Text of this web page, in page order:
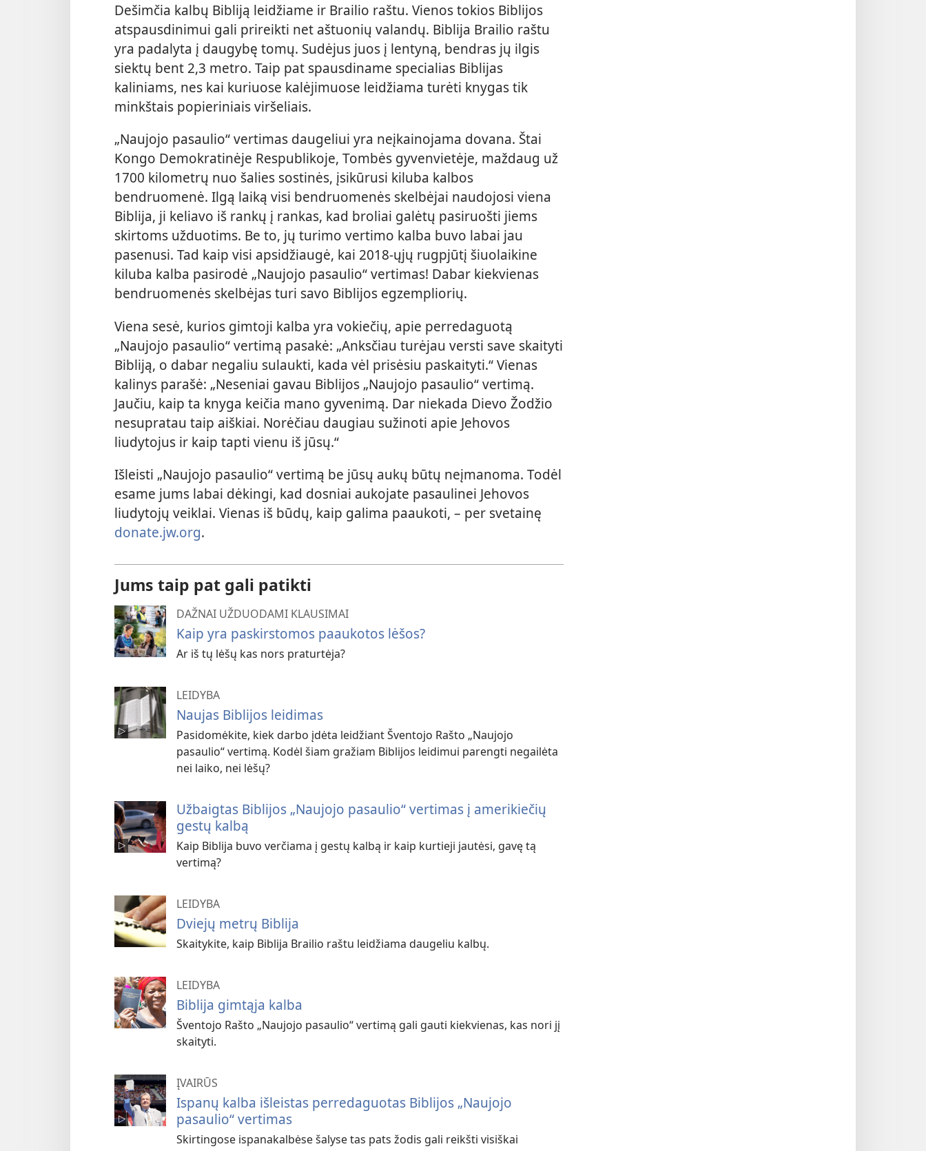
Dešimčia kalbų Bibliją leidžiame ir Brailio raštu. Vienos tokios Biblijos
atspausdinimui gali prireikti net aštuonių valandų. Biblija Brailio raštu
yra padalyta į daugybę tomų. Sudėjus juos į lentyną, bendras jų ilgis
siektų bent 2,3 metro. Taip pat spausdiname specialias Biblijas
kaliniams, nes kai kuriuose kalėjimuose leidžiama turėti knygas tik
minkštais popieriniais viršeliais.
„Naujojo pasaulio“ vertimas daugeliui yra neįkainojama dovana. Štai
Kongo Demokratinėje Respublikoje, Tombės gyvenvietėje, maždaug už
1700 kilometrų nuo šalies sostinės, įsikūrusi kiluba kalbos
bendruomenė. Ilgą laiką visi bendruomenės skelbėjai naudojosi viena
Biblija, ji keliavo iš rankų į rankas, kad broliai galėtų pasiruošti jiems
skirtoms užduotims. Be to, jų turimo vertimo kalba buvo labai jau
pasenusi. Tad kaip visi apsidžiaugė, kai 2018-ųjų rugpjūtį šiuolaikine
kiluba kalba pasirodė „Naujojo pasaulio“ vertimas! Dabar kiekvienas
bendruomenės skelbėjas turi savo Biblijos egzempliorių.
Viena sesė, kurios gimtoji kalba yra vokiečių, apie perredaguotą
„Naujojo pasaulio“ vertimą pasakė: „Anksčiau turėjau versti save skaityti
Bibliją, o dabar negaliu sulaukti, kada vėl prisėsiu paskaityti.“ Vienas
kalinys parašė: „Neseniai gavau Biblijos „Naujojo pasaulio“ vertimą.
Jaučiu, kaip ta knyga keičia mano gyvenimą. Dar niekada Dievo Žodžio
nesupratau taip aiškiai. Norėčiau daugiau sužinoti apie Jehovos
liudytojus ir kaip tapti vienu iš jūsų.“
Išleisti „Naujojo pasaulio“ vertimą be jūsų aukų būtų neįmanoma. Todėl
esame jums labai dėkingi, kad dosniai aukojate pasaulinei Jehovos
liudytojų veiklai. Vienas iš būdų, kaip galima paaukoti, – per svetainę
donate.jw.org.
Jums taip pat gali patikti
DAŽNAI UŽDUODAMI KLAUSIMAI
Kaip yra paskirstomos paaukotos lėšos?
Ar iš tų lėšų kas nors praturtėja?
LEIDYBA
Naujas Biblijos leidimas
Pasidomėkite, kiek darbo įdėta leidžiant Šventojo Rašto „Naujojo
pasaulio“ vertimą. Kodėl šiam gražiam Biblijos leidimui parengti negailėta
nei laiko, nei lėšų?
Užbaigtas Biblijos „Naujojo pasaulio“ vertimas į amerikiečių
gestų kalbą
Kaip Biblija buvo verčiama į gestų kalbą ir kaip kurtieji jautėsi, gavę tą
vertimą?
LEIDYBA
Dviejų metrų Biblija
Skaitykite, kaip Biblija Brailio raštu leidžiama daugeliu kalbų.
LEIDYBA
Biblija gimtąja kalba
Šventojo Rašto „Naujojo pasaulio“ vertimą gali gauti kiekvienas, kas nori jį
skaityti.
ĮVAIRŪS
Ispanų kalba išleistas perredaguotas Biblijos „Naujojo
pasaulio“ vertimas
Skirtingose ispanakalbėse šalyse tas pats žodis gali reikšti visiškai